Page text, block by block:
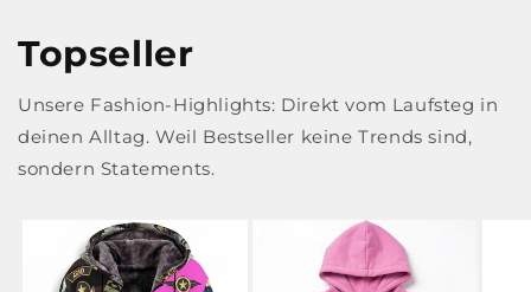
Topseller
Unsere Fashion-Highlights: Direkt vom Laufsteg in
deinen Alltag. Weil Bestseller keine Trends sind,
sondern Statements.